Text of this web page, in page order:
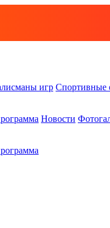
игр Спортивные
Новости